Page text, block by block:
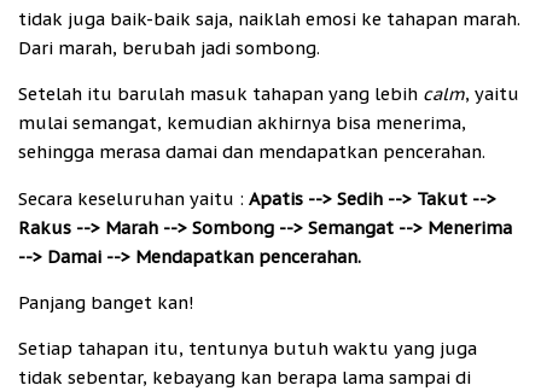
tidak juga baik-baik saja, naiklah emosi ke tahapan marah.
Dari marah, berubah jadi sombong.
Setelah itu barulah masuk tahapan yang lebih calm, yaitu
mulai semangat, kemudian akhirnya bisa menerima,
sehingga merasa damai dan mendapatkan pencerahan.
Secara keseluruhan yaitu : Apatis --> Sedih --> Takut -->
Rakus --> Marah --> Sombong --> Semangat --> Menerima
--> Damai --> Mendapatkan pencerahan.
Panjang banget kan!
Setiap tahapan itu, tentunya butuh waktu yang juga
tidak sebentar, kebayang kan berapa lama sampai di